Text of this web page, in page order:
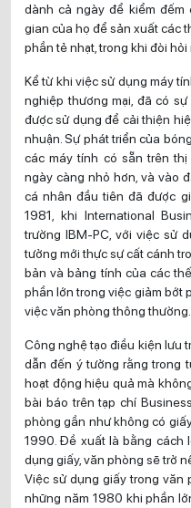
dành cả ngày để kiểm đếm
gian của họ để sản xuất các
phần tẻ nhạt, trong khi đòi
Kể từ khi việc sử dụng máy
nghiệp thương mại, đã có
được sử dụng để cải thiện
nhuận. Sự phát triển của
các máy tính có sẵn trên
ngày càng nhỏ hơn, và vào
cá nhân đầu tiên đã được
1981, khi International
trường IBM-PC, với việc sử
tưởng mới thực sự cất cánh
bản và bảng tính của các
phần lớn trong việc giảm bớt
việc văn phòng thông thường.
Công nghệ tạo điều kiện lưu
dẫn đến ý tưởng rằng trong
hoạt động hiệu quả mà
bài báo trên tạp chí
phòng gần như không có
1990. Đề xuất là bằng cách
dụng giấy, văn phòng sẽ trở
Việc sử dụng giấy trong văn
những năm 1980 khi phần